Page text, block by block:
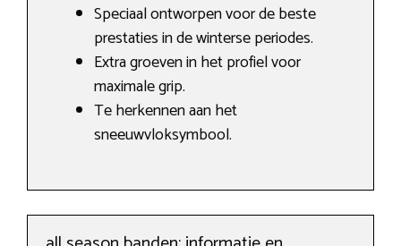
Speciaal ontworpen voor de beste
prestaties in de winterse periodes.
Extra groeven in het profiel voor
maximale grip.
Te herkennen aan het
sneeuwvloksymbool.